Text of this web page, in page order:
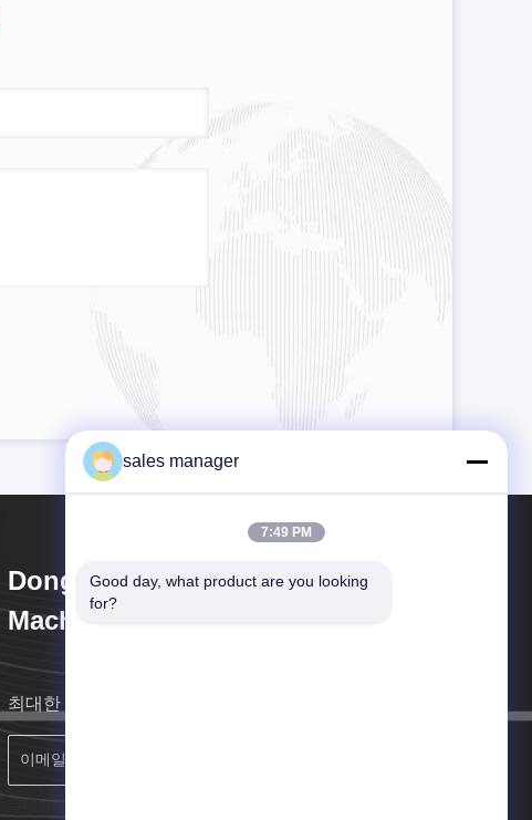
Dongguan Sammi Packing
Machine Co., Ltd.
최대한 빨리 연락할게요
sales manager
7:49 PM
Good day, what product are you looking
for?